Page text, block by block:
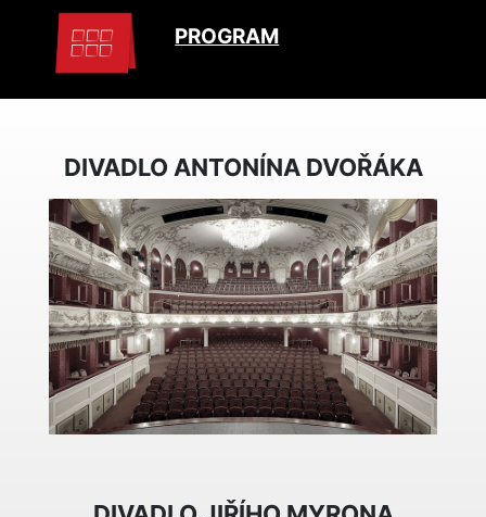
PROGRAM
DIVADLO ANTONÍNA DVOŘÁKA